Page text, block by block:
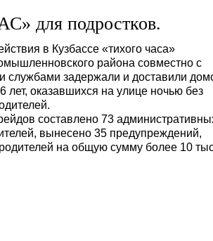
для подростков.
в Кузбассе «тихого часа»
района совместно с
службами задержали и доставили
лет, оказавшихся на улице ночью без
составлено 73
вынесено 35 предупреждений,
на общую сумму более 10